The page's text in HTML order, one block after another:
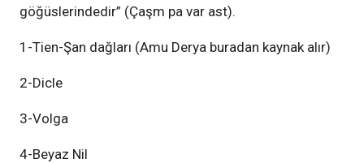
göğüslerindedir” (Çaşm pa var ast).
1-Tien-Şan dağları (Amu Derya buradan kaynak alır)
2-Dicle
3-Volga
4-Beyaz Nil